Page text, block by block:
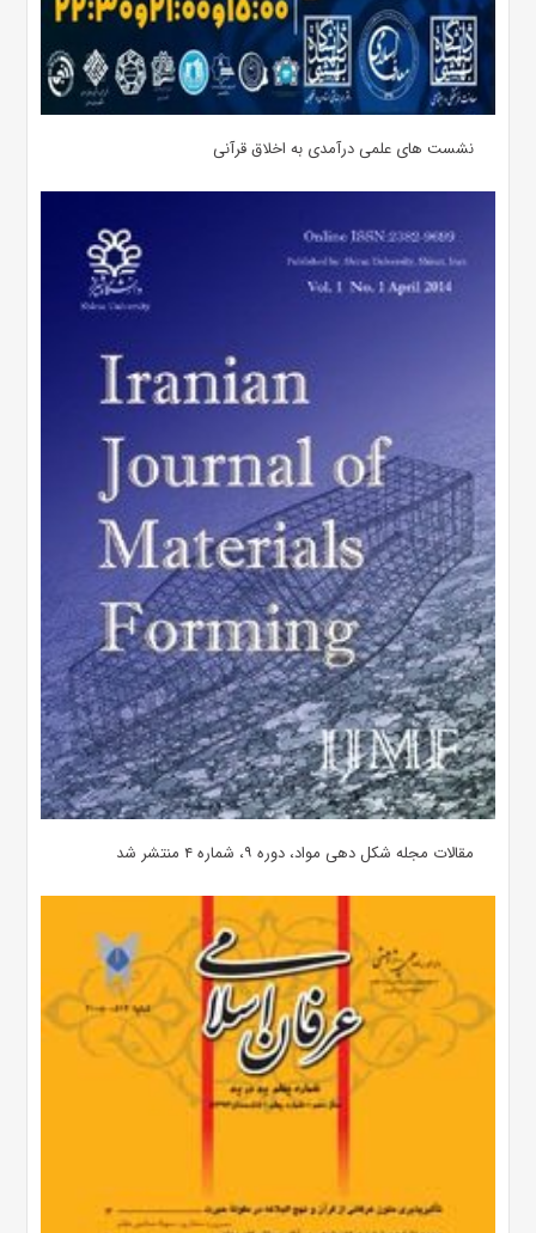
نشست های علمی درآمدی به اخلاق قرآنی
مقالات مجله شکل دهی مواد، دوره ۹، شماره ۴ منتشر شد